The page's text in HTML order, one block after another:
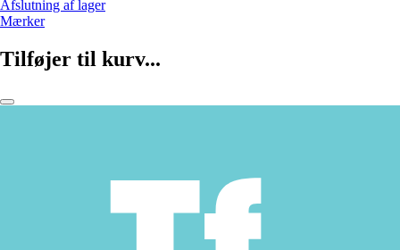
Afslutning af lager
Mærker
Tilføjer til kurv...